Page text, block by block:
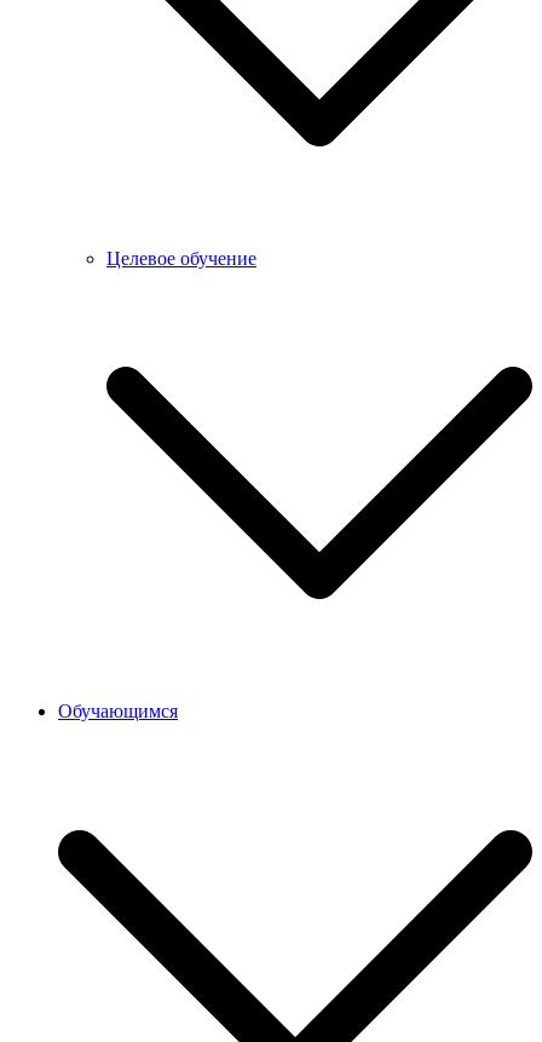
Целевое обучение
Обучающимся